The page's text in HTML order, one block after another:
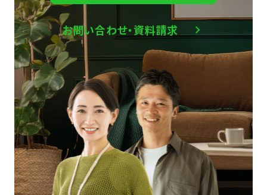
お問い合わせ・資料請求